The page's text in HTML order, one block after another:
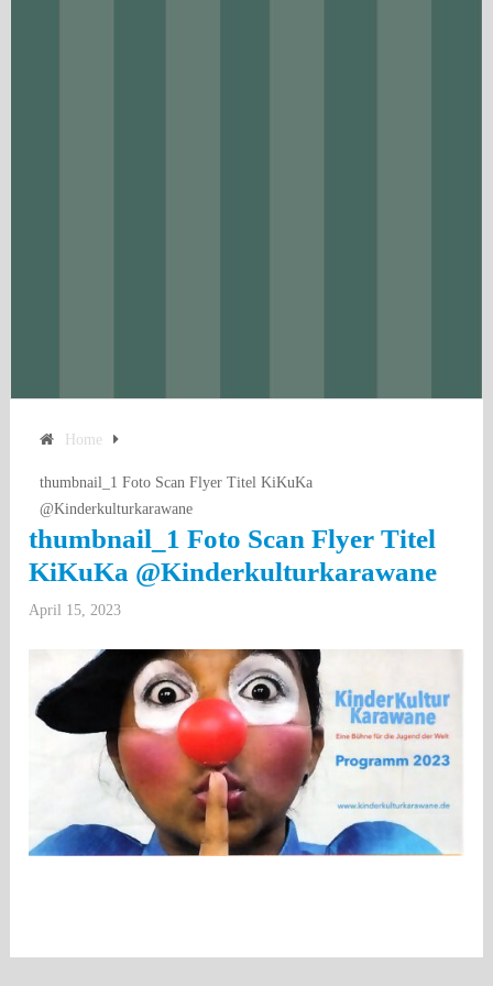
Home
thumbnail_1 Foto Scan Flyer Titel KiKuKa
@Kinderkulturkarawane
thumbnail_1 Foto Scan Flyer Titel
KiKuKa @Kinderkulturkarawane
April 15, 2023